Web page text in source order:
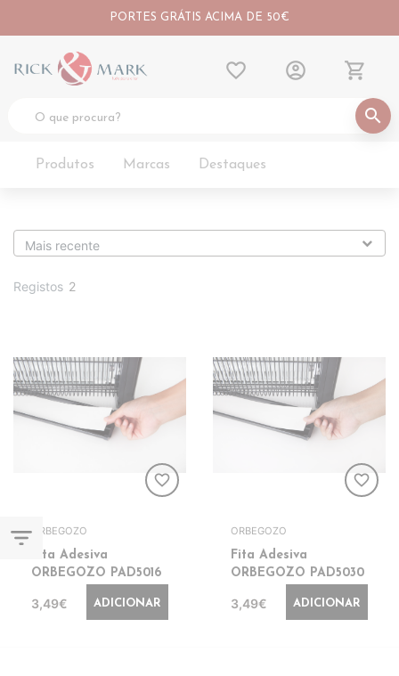
PORTES GRÁTIS ACIMA DE 50€
search
favorite_border account_circle shopping_cart
Produtos Marcas Destaques
filter_list
Registos 2
favorite_border
ORBEGOZO
Fita Adesiva
ORBEGOZO PAD5016
3,49€ ADICIONAR
favorite_border
ORBEGOZO
Fita Adesiva
ORBEGOZO PAD5030
3,49€ ADICIONAR